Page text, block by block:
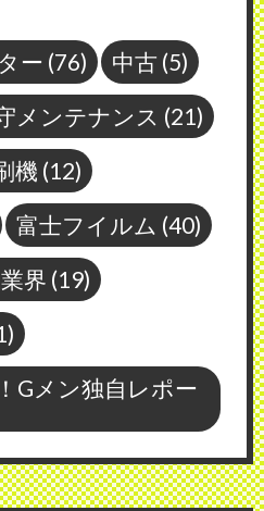
ー (76) 中古 (5)
メンテナンス (21)
機 (12)
富士フイルム (40)
界 (19)
Gメン独自レポー